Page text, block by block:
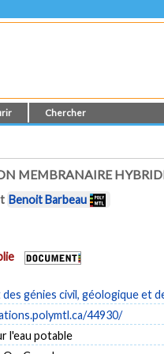
Chercher
MEMBRANAIRE HYBRIDE
Benoit Barbeau
génies civil, géologique et
44930/
l'eau potable